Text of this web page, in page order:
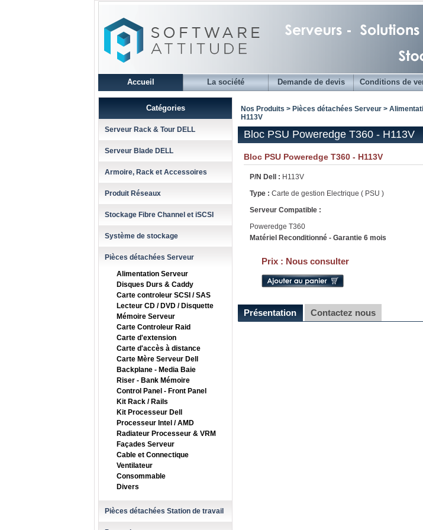
Accueil La société Demande de devis Conditions de
Catégories
Serveur Rack & Tour DELL
Serveur Blade DELL
Armoire, Rack et Accessoires
Produit Réseaux
Stockage Fibre Channel et iSCSI
Système de stockage
Pièces détachées Serveur
Alimentation Serveur
Disques Durs & Caddy
Carte controleur SCSI / SAS
Lecteur CD / DVD / Disquette
Mémoire Serveur
Carte Controleur Raid
Carte d'extension
Carte d'accès à distance
Carte Mère Serveur Dell
Backplane - Media Baie
Riser - Bank Mémoire
Control Panel - Front Panel
Kit Rack / Rails
Kit Processeur Dell
Processeur Intel / AMD
Radiateur Processeur & VRM
Façades Serveur
Cable et Connectique
Ventilateur
Consommable
Divers
Pièces détachées Station de travail
Nos Produits > Pièces détachées Serveur >
H113V
Bloc PSU Poweredge T360 - H113V
Bloc PSU Poweredge T360 - H113V
P/N Dell : H113V
Type : Carte de gestion Electrique ( PSU )
Serveur Compatible :
Poweredge T360
Matériel Reconditionné - Garantie 6 mois
Prix : Nous consulter
Présentation Contactez nous